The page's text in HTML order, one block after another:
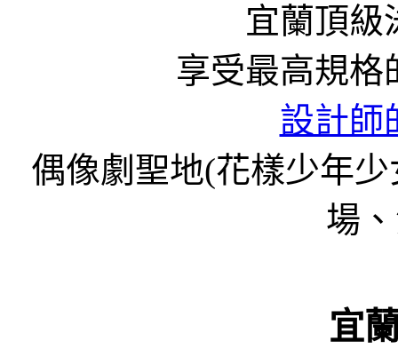
宜蘭頂
享受最高規格
設計師
偶像劇聖地(花樣少年
場
宜